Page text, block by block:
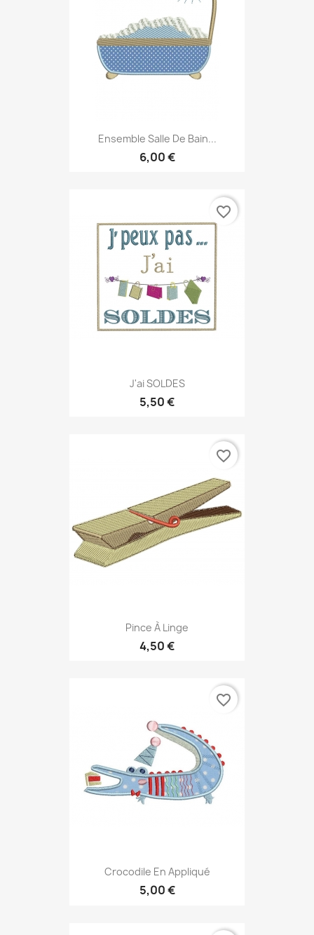
Ensemble Salle De Bain...
6,00 €
J'ai SOLDES
5,50 €
favorite_border
Pince À Linge
4,50 €
favorite_border
Crocodile En Appliqué
5,00 €
favorite_border